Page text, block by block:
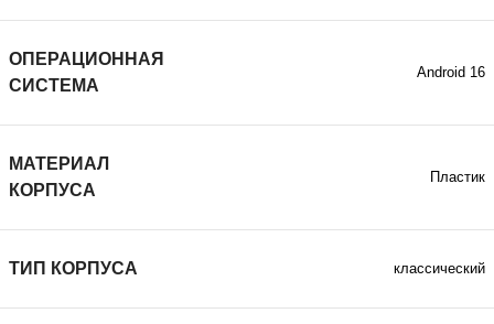
ОПЕРАЦИОННАЯ
СИСТЕМА
Android 16
МАТЕРИАЛ
КОРПУСА
Пластик
ТИП КОРПУСА классический